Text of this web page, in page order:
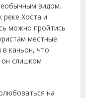
видом.
Хоста и
можно пройтись
местные
в каньон, что
он слишком
на